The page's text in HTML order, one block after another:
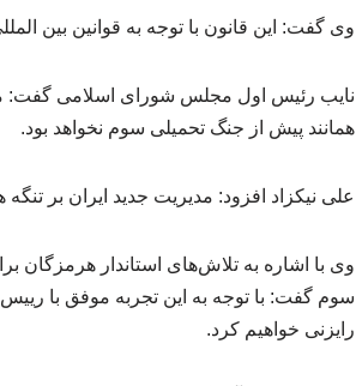
وی گفت: این قانون با توجه به قوانین بین
نایب رئیس اول مجلس شورای اسلامی گفت:
همانند پیش از جنگ تحمیلی سوم نخواهد بود.
علی نیکزاد افزود: مدیریت جدید ایران بر
وی با اشاره به تلاش‌های استاندار
سوم گفت: با توجه به این تجربه موفق با
رایزنی خواهیم کرد.